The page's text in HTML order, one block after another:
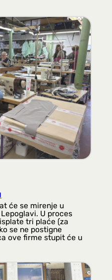
će se mirenje u
U proces
tri plaće (za
se ne postigne
ove firme stupit će u